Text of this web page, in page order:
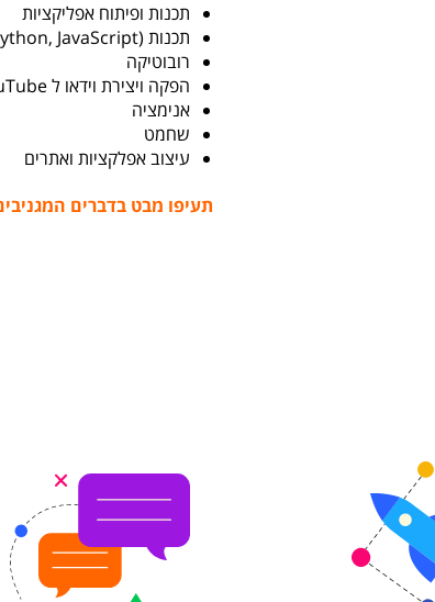
תכנות ופיתוח אפליקציות
תכנות (Scratch, Python, JavaScript)
רובוטיקה
הפקה ויצירת וידאו ל YouTube
אנימציה
שחמט
עיצוב אפלקציות ואתרים
תעיפו מבט בדברים